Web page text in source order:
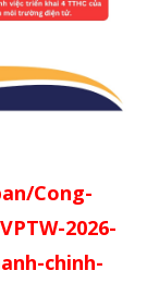
Cong-
2026-
chinh-